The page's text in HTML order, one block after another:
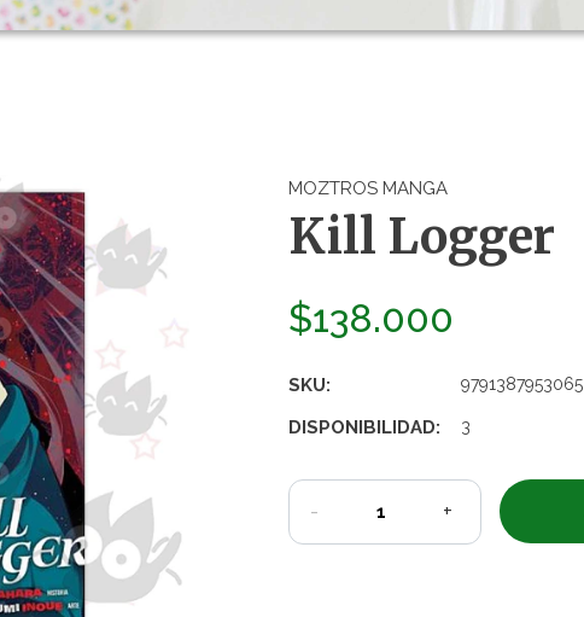
MOZTROS MANGA
Kill Logger
$138.000
SKU: 9791387953065
DISPONIBILIDAD: 3
- +